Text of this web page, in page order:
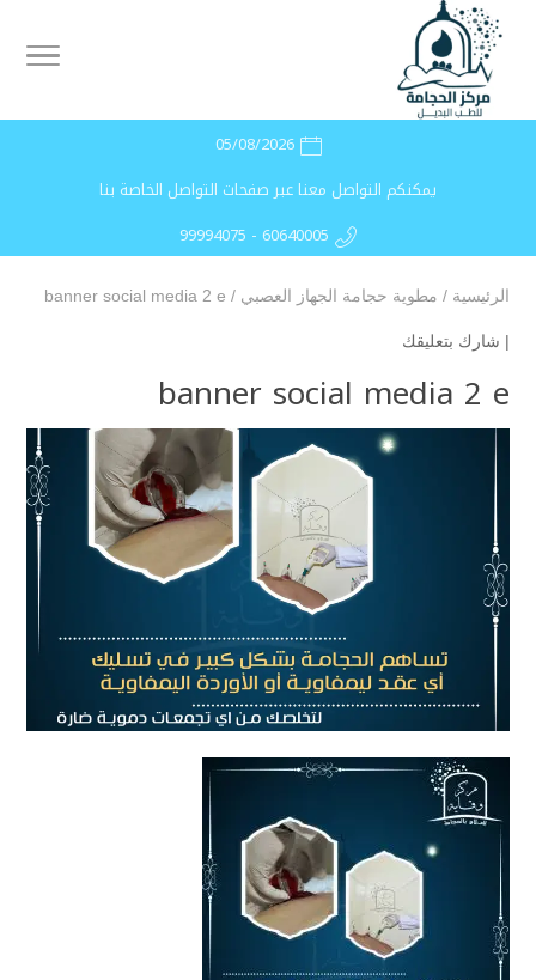
05/08/2026
يمكنكم التواصل معنا عبر صفحات التواصل الخاصة بنا
99994075 - 60640005
الرئيسية / مطوية حجامة الجهاز العصبي /
banner social media 2 e
| شارك بتعليقك
banner social media 2 e